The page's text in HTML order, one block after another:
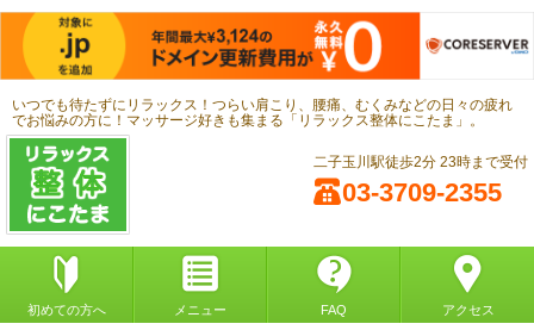
いつでも待たずにリラックス！つらい肩こり、腰痛、むくみなどの日々の疲れ
でお悩みの方に！マッサージ好きも集まる「リラックス整体にこたま」。
二子玉川駅徒歩2分 23時まで受付
03-3709-2355
初めての方へ メニュー FAQ アクセス